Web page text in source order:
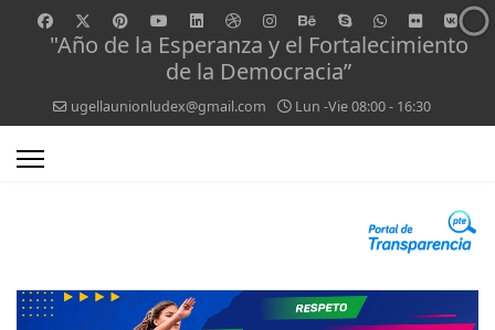
"Año de la Esperanza y el Fortalecimiento
de la Democracia”
ugellaunionludex@gmail.com Lun -Vie 08:00 - 16:30